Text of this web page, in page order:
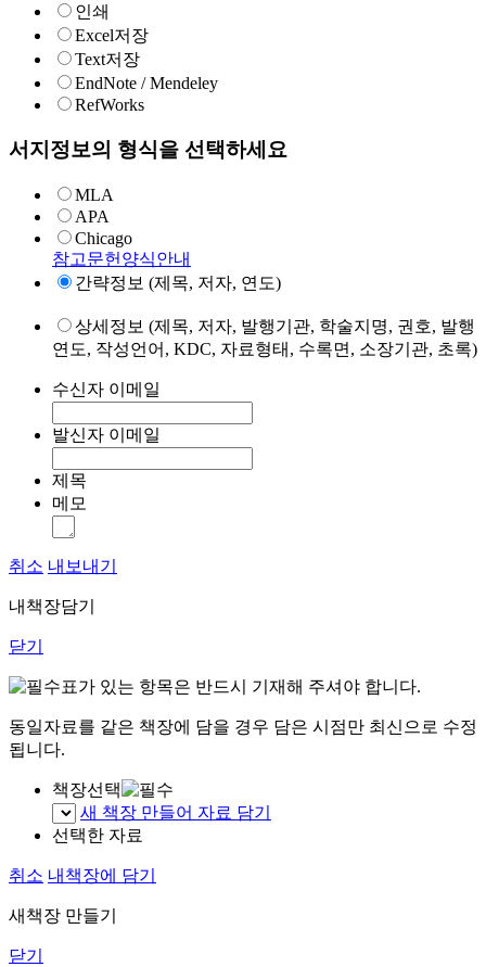
인쇄
Excel저장
Text저장
EndNote / Mendeley
RefWorks
서지정보의 형식을 선택하세요
MLA
APA
Chicago
참고문헌양식안내
간략정보 (제목, 저자, 연도)
상세정보 (제목, 저자, 발행기관, 학술지명, 권호, 발행
연도, 작성언어, KDC, 자료형태, 수록면, 소장기관, 초록)
수신자 이메일
발신자 이메일
제목
메모
취소 내보내기
내책장담기
닫기
표가 있는 항목은 반드시 기재해 주셔야 합니다.
동일자료를 같은 책장에 담을 경우 담은 시점만 최신으로 수정
됩니다.
책장선택
새 책장 만들어 자료 담기
선택한 자료
취소 내책장에 담기
새책장 만들기
닫기